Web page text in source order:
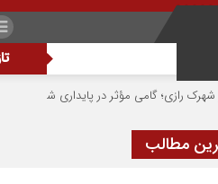
مؤثر در پایداری شبکه برق شهرضا
مطالب